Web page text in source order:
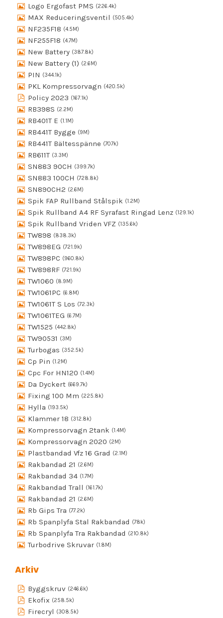
Logo Ergofast PMS (226.4k)
MAX Reduceringsventil (505.4k)
NF235F18 (4.5M)
NF255F18 (4.7M)
New Battery (387.8k)
New Battery (1) (2.6M)
PIN (344.1k)
PKL Kompressorvagn (420.5k)
Policy 2023 (167.1k)
RB398S (2.2M)
RB401T E (1.1M)
RB441T Bygge (9M)
RB441T Bältesspänne (707k)
RB611T (3.3M)
SN883 90CH (399.7k)
SN883 100CH (728.8k)
SN890CH2 (2.6M)
Spik FAP Rullband Stålspik (1.2M)
Spik Rullband A4 RF Syrafast Ringad Lenz (129.1k)
Spik Rullband Vriden VFZ (135.6k)
TW898 (838.3k)
TW898EG (721.9k)
TW898PC (960.8k)
TW898RF (721.9k)
TW1060 (8.9M)
TW1061PC (6.8M)
TW1061T S Los (72.3k)
TW1061TEG (6.7M)
TW1525 (442.8k)
TW90531 (3M)
Turbogas (352.5k)
Cp Pin (1.2M)
Cpc For HN120 (1.4M)
Da Dyckert (669.7k)
Fixing 100 Mm (225.8k)
Hylla (193.5k)
Klammer 18 (312.8k)
Kompressorvagn 2tank (1.4M)
Kompressorvagn 2020 (2M)
Plastbandad Vfz 16 Grad (2.1M)
Rakbandad 21 (2.6M)
Rakbandad 34 (1.7M)
Rakbandad Trall (161.7k)
Rakbandad 21 (2.6M)
Rb Gips Tra (77.2k)
Rb Spanplyfa Stal Rakbandad (78k)
Rb Spanplyfa Tra Rakbandad (210.8k)
Turbodrive Skruvar (1.8M)
Arkiv
Byggskruv (246.6k)
Ekofix (258.5k)
Firecryl (308.5k)